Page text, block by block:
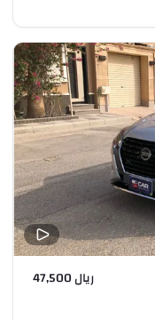
ريال 47,500